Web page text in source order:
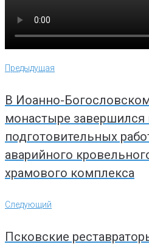
Навигация
по
Предыдущая
Предыдущая
В Иоанно-
монастыре завершился
подготовительных
аварийного
храмового комплекса
Следующий
Следующий
Псковские